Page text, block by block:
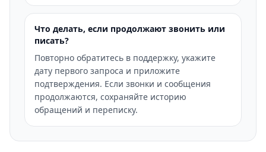
Что делать, если продолжают звонить или
писать?
Повторно обратитесь в поддержку, укажите
дату первого запроса и приложите
подтверждения. Если звонки и сообщения
продолжаются, сохраняйте историю
обращений и переписку.